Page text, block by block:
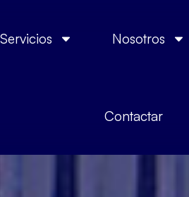
Servicios Nosotros
Contactar